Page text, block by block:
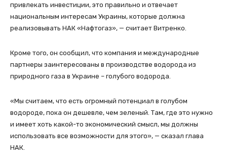
привлекать инвестиции, это правильно и отвечает
национальным интересам Украины, которые должна
реализовывать НАК «Нафтогаз», — считает Витренко.
Кроме того, он сообщил, что компания и международные
партнеры заинтересованы в производстве водорода из
природного газа в Украине – голубого водорода.
«Мы считаем, что есть огромный потенциал в голубом
водороде, пока он дешевле, чем зеленый. Там, где это нужно
и имеет хоть какой-то экономический смысл, мы должны
использовать все возможности для этого», — сказал глава
НАК.